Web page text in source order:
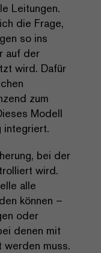
Leitungen.
die Frage,
so ins
auf der
wird. Dafür
zum
Modell
integriert.
bei der
wird.
alle
können –
oder
denen mit
muss.